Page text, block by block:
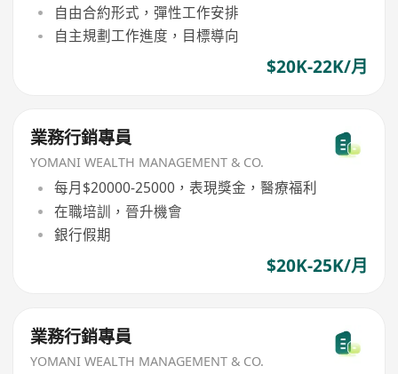
自由合約形式，彈性工作安排
自主規劃工作進度，目標導向
$20K-22K/月
業務行銷專員
YOMANI WEALTH MANAGEMENT & CO.
每月$20000-25000，表現獎金，醫療福利
在職培訓，晉升機會
銀行假期
$20K-25K/月
業務行銷專員
YOMANI WEALTH MANAGEMENT & CO.